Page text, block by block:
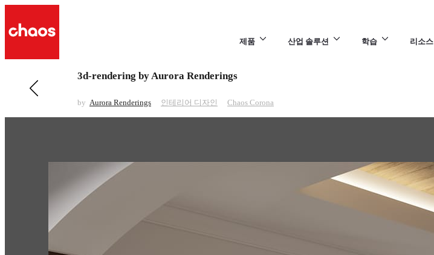
제품 산업 솔루션 학습 리소스
전 페이지 보기 인테리어 디자인
3d-rendering by Aurora Renderings
by Aurora Renderings 인테리어 디자인 Chaos Corona